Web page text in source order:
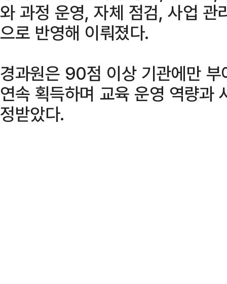
와 과정 운영, 자체 점검, 사업 관
으로 반영해 이뤄졌다.
경과원은 90점 이상 기관에만
연속 획득하며 교육 운영 역량과
정받았다.